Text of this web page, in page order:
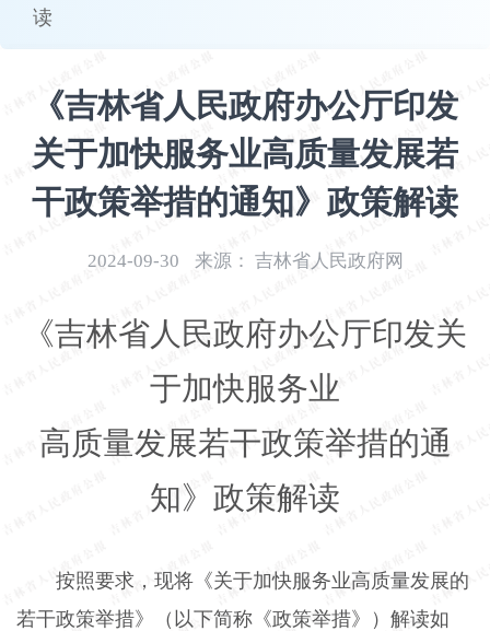
读
《吉林省人民政府办公厅印发
关于加快服务业高质量发展若
干政策举措的通知》政策解读
2024-09-30 来源： 吉林省人民政府网
《吉林省人民政府办公厅印发关
于加快服务业
高质量发展若干政策举措的通
知》政策解读
按照要求，现将《关于加快服务业高质量发展的
若干政策举措》（以下简称《政策举措》）解读如
加